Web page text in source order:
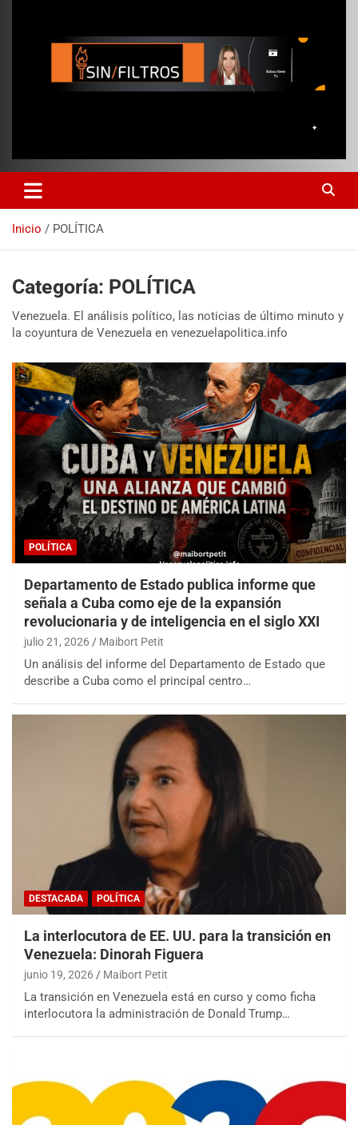
Inicio POLÍTICA
Categoría: POLÍTICA
Venezuela. El análisis político, las noticias de último minuto y
la coyuntura de Venezuela en venezuelapolitica.info
POLÍTICA
Departamento de Estado publica informe que
señala a Cuba como eje de la expansión
revolucionaria y de inteligencia en el siglo XXI
julio 21, 2026 Maibort Petit
Un análisis del informe del Departamento de Estado que
describe a Cuba como el principal centro…
DESTACADA POLÍTICA
La interlocutora de EE. UU. para la transición en
Venezuela: Dinorah Figuera
junio 19, 2026 Maibort Petit
La transición en Venezuela está en curso y como ficha
interlocutora la administración de Donald Trump…